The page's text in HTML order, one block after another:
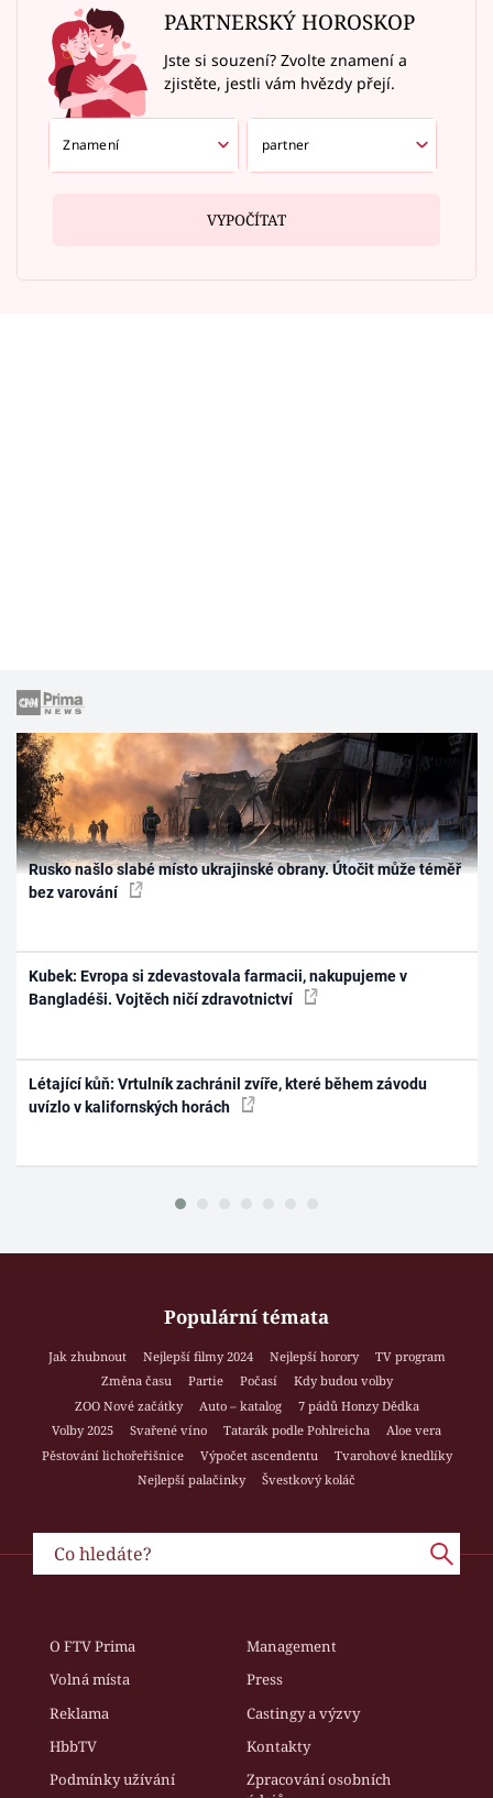
PARTNERSKÝ HOROSKOP
Jste si souzení? Zvolte znamení a
zjistěte, jestli vám hvězdy přejí.
VYPOČÍTAT
Rusko našlo slabé místo ukrajinské obrany. Útočit může téměř
bez varování
Kubek: Evropa si zdevastovala farmacii, nakupujeme v
Bangladéši. Vojtěch ničí zdravotnictví
Létající kůň: Vrtulník zachránil zvíře, které během závodu
uvízlo v kalifornských horách
Populární témata
Jak zhubnout Nejlepší filmy 2024 Nejlepší horory
TV program
Změna času
Partie Počasí
Kdy budou volby
ZOO Nové začátky
Auto – katalog
7 pádů Honzy Dědka
Volby 2025
Svařené víno Tatarák podle Pohlreicha
Aloe vera
Pěstování lichořeřišnice
Výpočet ascendentu
Tvarohové knedlíky
Nejlepší palačinky
Švestkový koláč
O FTV Prima
Management
Volná místa
Press
Reklama
Castingy a výzvy
HbbTV
Kontakty
Podmínky užívání
Zpracování osobních